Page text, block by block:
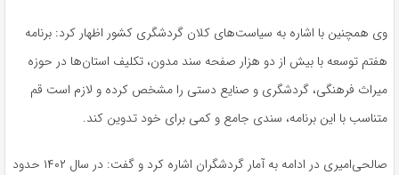
وی همچنین با اشاره به سیاست‌های کلان گردشگری کشور اظهار کرد: برنامه
هفتم توسعه با بیش از دو هزار صفحه سند مدون، تکلیف استان‌ها در حوزه
میراث فرهنگی، گردشگری و صنایع دستی را مشخص کرده و لازم است قم
متناسب با این برنامه، سندی جامع و کمی برای خود تدوین کند.
صالحی‌امیری در ادامه به آمار گردشگران اشاره کرد و گفت: در سال ۱۴۰۲ حدود